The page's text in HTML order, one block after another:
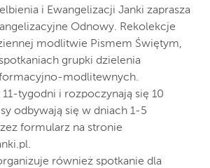
i Ewangelizacji Janki zaprasza
Odnowy. Rekolekcje
modlitwie Pismem Świętym,
grupki dzielenia
modlitewnych.
tygodni i rozpoczynają się 10
odbywają się w dniach 1-5
formularz na stronie
również spotkanie dla